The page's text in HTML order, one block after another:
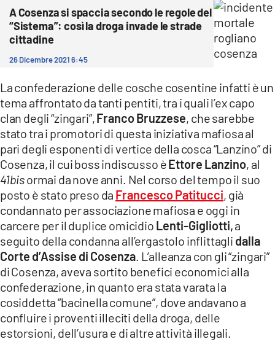
A Cosenza si spaccia secondo le regole del
“Sistema”: così la droga invade le strade
cittadine
26 Dicembre 2021 6:45
La confederazione delle cosche cosentine infatti è un
tema affrontato da tanti pentiti, tra i quali l’ex capo
clan degli “zingari”,Franco Bruzzese, che sarebbe
stato tra i promotori di questa iniziativa mafiosa al
pari degli esponenti di vertice della cosca “Lanzino” di
Cosenza, il cui boss indiscusso èEttore Lanzino, al
41bisormai da nove anni. Nel corso del tempo il suo
posto è stato preso da Francesco Patitucci, già
condannato per associazione mafiosa e oggi in
carcere per il duplice omicidio Lenti-Gigliotti,a
seguito della condanna all’ergastolo inflittagli dalla
Corte d’Assise di Cosenza . L’alleanza con gli “zingari”
di Cosenza, aveva sortito benefici economici alla
confederazione, in quanto era stata varata la
cosiddetta “bacinella comune”, dove andavano a
confluire i proventi illeciti della droga, delle
estorsioni, dell’usura e di altre attività illegali.